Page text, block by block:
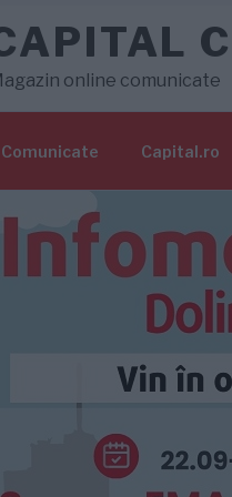
online comunicate
Comunicate Capital.ro